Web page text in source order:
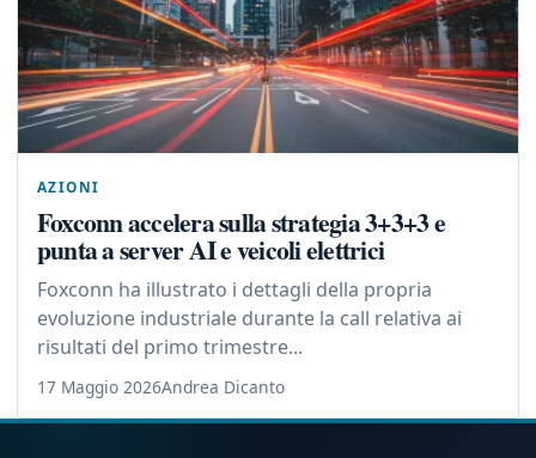
AZIONI
Foxconn accelera sulla strategia 3+3+3 e
punta a server AI e veicoli elettrici
Foxconn ha illustrato i dettagli della propria
evoluzione industriale durante la call relativa ai
risultati del primo trimestre...
17 Maggio 2026Andrea Dicanto